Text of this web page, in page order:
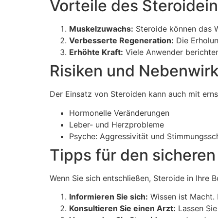
Vorteile des
Muskelzuwachs: Steroide können das
Verbesserte Regeneration: Die
Erhöhte Kraft: Viele Anwender
Risiken und
Der Einsatz von Steroiden kann auch mit
Hormonelle Veränderungen
Leber- und Herzprobleme
Psyche: Aggressivität und
Tipps für den
Wenn Sie sich entschließen, Steroide in Ihre
Informieren Sie sich: Wissen ist Macht.
Konsultieren Sie einen Arzt: Lassen